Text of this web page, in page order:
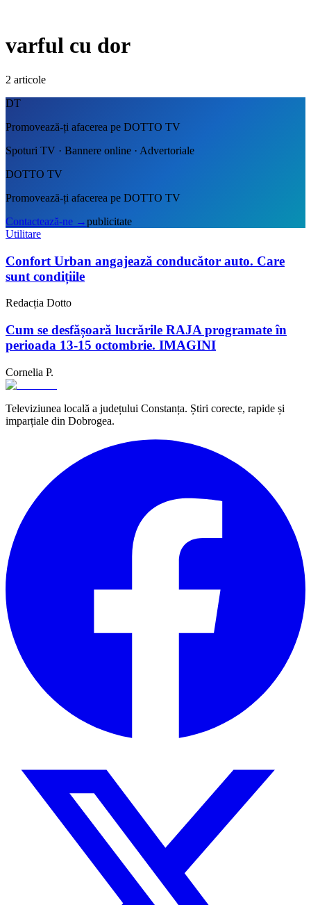
varful cu dor
2 articole
DT
Promovează-ți afacerea pe DOTTO TV
Spoturi TV · Bannere online · Advertoriale
DOTTO TV
Promovează-ți afacerea pe DOTTO TV
Contactează-ne →publicitate
Utilitare
Confort Urban angajează conducător auto. Care
sunt condițiile
Redacția Dotto
Cum se desfășoară lucrările RAJA programate în
perioada 13-15 octombrie. IMAGINI
Cornelia P.
Televiziunea locală a județului Constanța. Știri corecte, rapide și
imparțiale din Dobrogea.